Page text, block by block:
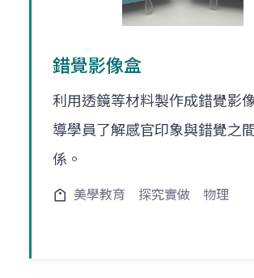
錯覺影像盒
利用透鏡等材料製作成錯覺影
導學員了解感官印象與錯覺之
係。
美學教育 探究實做 物理